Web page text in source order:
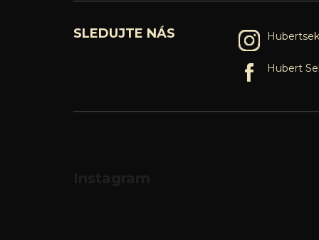
SLEDUJTE NÁS
Hubert